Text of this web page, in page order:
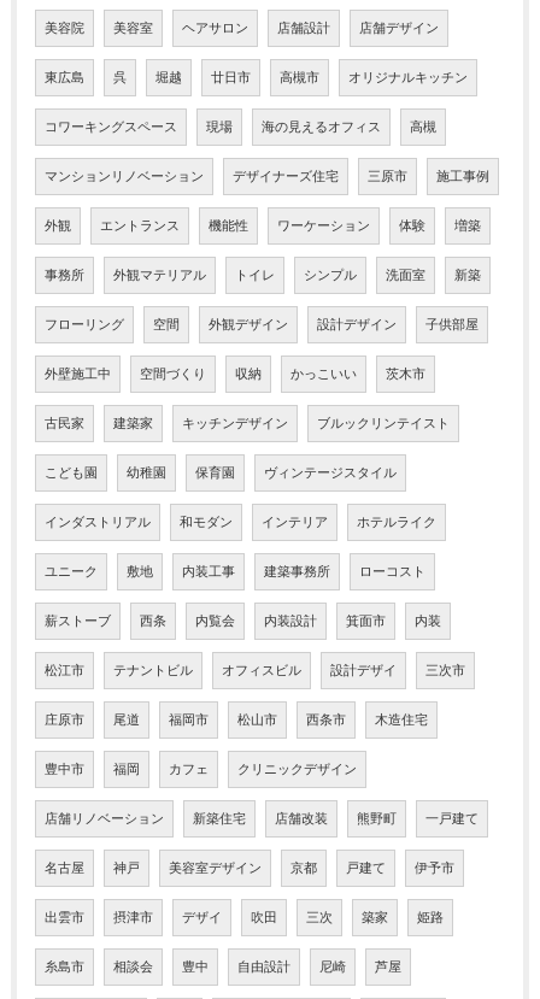
美容院 美容室 ヘアサロン 店舗設計 店舗デザイン
東広島 呉 堀越 廿日市 高槻市 オリジナルキッチン
コワーキングスペース 現場 海の見えるオフィス 高槻
マンションリノベーション デザイナーズ住宅 三原市 施工事例
外観 エントランス 機能性 ワーケーション 体験 増築
事務所 外観マテリアル トイレ シンプル 洗面室 新築
フローリング 空間 外観デザイン 設計デザイン 子供部屋
外壁施工中 空間づくり 収納 かっこいい 茨木市
古民家 建築家 キッチンデザイン ブルックリンテイスト
こども園 幼稚園 保育園 ヴィンテージスタイル
インダストリアル 和モダン インテリア ホテルライク
ユニーク 敷地 内装工事 建築事務所 ローコスト
薪ストーブ 西条 内覧会 内装設計 箕面市 内装
松江市 テナントビル オフィスビル 設計デザイ 三次市
庄原市 尾道 福岡市 松山市 西条市 木造住宅
豊中市 福岡 カフェ クリニックデザイン
店舗リノベーション 新築住宅 店舗改装 熊野町 一戸建て
名古屋 神戸 美容室デザイン 京都 戸建て 伊予市
出雲市 摂津市 デザイ 吹田 三次 築家 姫路
糸島市 相談会 豊中 自由設計 尼崎 芦屋